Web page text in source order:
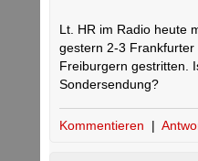
Lt. HR im Radio heute
gestern 2-3
Freiburgern gestritten.
Sondersendung?
Kommentieren |